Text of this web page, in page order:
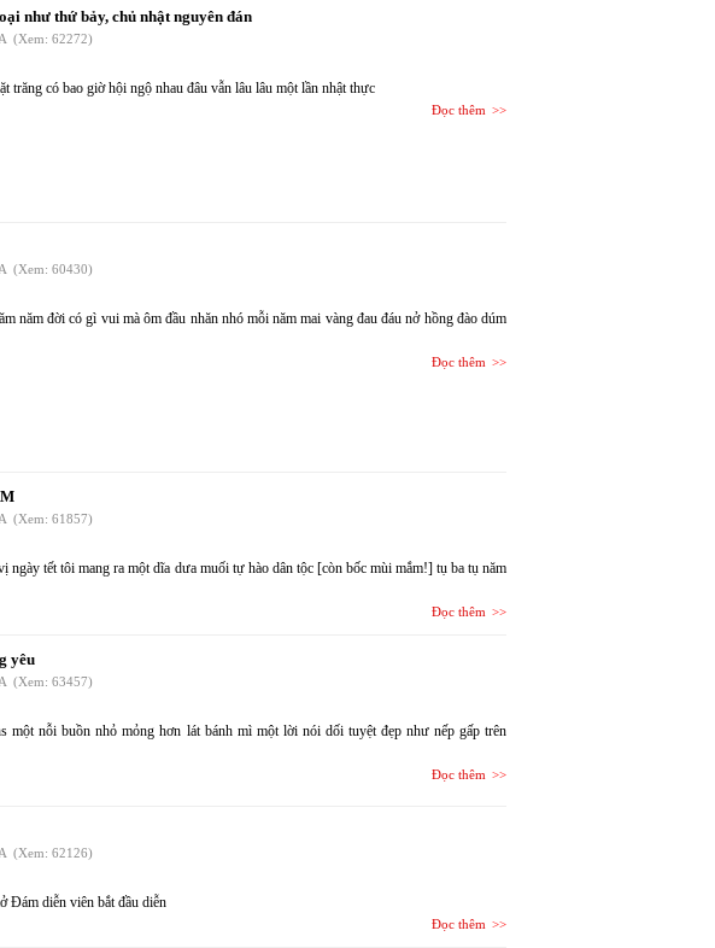
như thứ bảy, chủ nhật nguyên đán
(Xem: 62272)
trăng có bao giờ hội ngộ nhau đâu vẫn lâu lâu một lần nhật thực
Đọc thêm
(Xem: 60430)
năm đời có gì vui mà ôm đầu nhăn nhó mỗi năm mai vàng đau đáu nở hồng đào dúm
Đọc thêm
(Xem: 61857)
ngày tết tôi mang ra một dĩa dưa muối tự hào dân tộc [còn bốc mùi mắm!] tụ ba tụ năm
Đọc thêm
yêu
(Xem: 63457)
một nỗi buồn nhỏ mỏng hơn lát bánh mì một lời nói dối tuyệt đẹp như nếp gấp trên
Đọc thêm
(Xem: 62126)
Đám diễn viên bắt đầu diễn
Đọc thêm